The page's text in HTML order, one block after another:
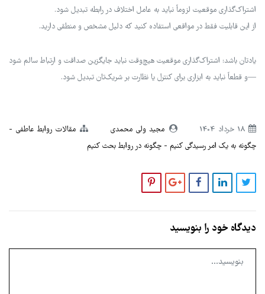
اشتراک‌گذاری موقعیت لزوماً نباید به عامل اختلاف در رابطه تبدیل شود.
از این قابلیت فقط در مواقعی استفاده کنید که دلیل مشخص و منطقی دارید.
یادتان باشد: اشتراک‌گذاری موقعیت هیچ‌وقت نباید جایگزین صداقت و ارتباط سالم شود
—و قطعاً نباید به ابزاری برای کنترل یا نظارت بر شریک‌تان تبدیل شود.
18 خرداد 1404 مجید ولی محمدی
مقالات روابط عاطفی
چگونه به یک امر رسیدگی کنیم
چگونه در روابط بحث کنیم
دیدگاه خود را بنویسید